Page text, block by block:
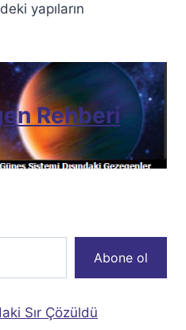
yapıların
Rehberi
Abone ol
Sır Çözüldü